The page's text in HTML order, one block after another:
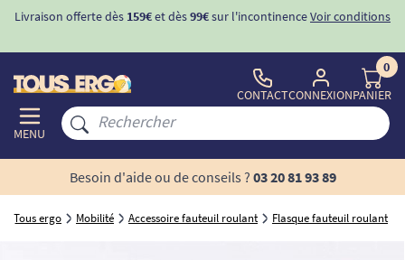
Livraison offerte dès 159€et dès99€sur l'incontinenceVoir conditions
MENU
CONTACTCONNEXION
0
PANIER
Besoin d'aide ou de conseils ? 03 20 81 93 89
Tous ergo Mobilité Accessoire fauteuil roulant Flasque fauteuil roulant